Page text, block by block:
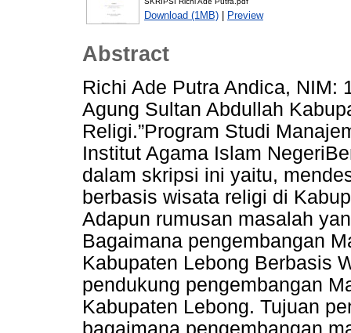
Download (1MB) | Preview
Abstract
Richi Ade Putra Andica, NIM:
Agung Sultan Abdullah
Religi.”Program Studi
Institut Agama Islam
dalam skripsi ini yaitu,
berbasis wisata religi di
Adapun rumusan masalah
Bagaimana pengembangan
Kabupaten Lebong Berbasis
pendukung pengembangan
Kabupaten Lebong. Tujuan
bagaimana pengembangan